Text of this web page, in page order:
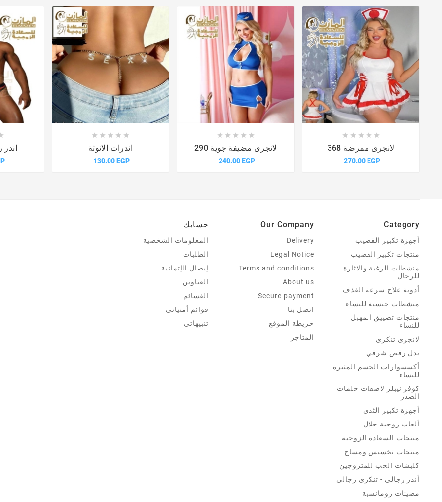
اندر
 
    
اندرات الانوثة
130.00 EGP
    
لانجرى مضيفة جوية 290
240.00 EGP
    
لانجرى ممرضة 368
270.00 EGP
Category
أجهزة تكبير القضيب
منتجات تكبير القضيب
منشطات الرغبة والاثارة
للرجال
أدوية علاج سرعة القذف
منشطات جنسية للنساء
منتجات تضييق المهبل
للنساء
لانجرى تنكرى
بدل رقص شرقي
أكسسوارات الجسم المثيرة
للنساء
كوفر نيبلز لاصقات حلمات
الصدر
أجهزة تكبير الثدي
ألعاب زوجية حلال
منتجات السعادة الزوجية
منتجات تخسيس ومساج
كلبشات الحب للمتزوجين
أندر رجالي - تنكري رجالي
مضيئات رومانسية
Our Company
Delivery
Legal Notice
Terms and conditions
About us
Secure payment
اتصل بنا
خريطة الموقع
المتاجر
حسابك
المعلومات الشخصية
الطلبات
إيصال الإتمانية
العناوين
القسائم
قوائم أمنياتي
تنبيهاتي